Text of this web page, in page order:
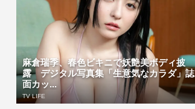
麻倉瑞季、春色ビキニで妖艶美ボディ披
露 デジタル写真集「生意気なカラダ」誌
面カッ...
TV LIFE